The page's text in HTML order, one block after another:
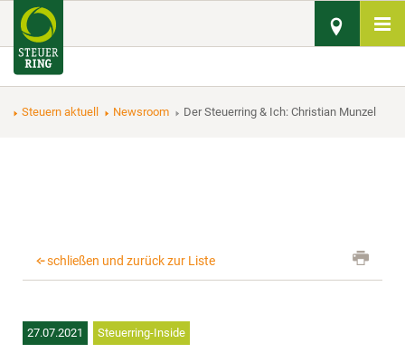
Steuern aktuell Newsroom Der Steuerring & Ich: Christian Munzel
schließen und zurück zur Liste
27.07.2021 Steuerring-Inside